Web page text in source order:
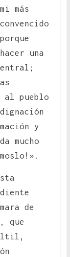
más
una
al pueblo
y
mucho
de
que